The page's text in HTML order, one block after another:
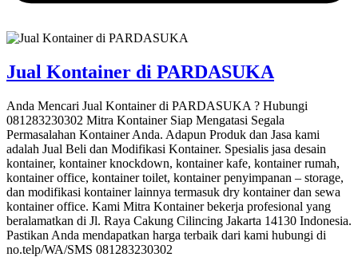
Jual Kontainer di PARDASUKA
Anda Mencari Jual Kontainer di PARDASUKA ? Hubungi
081283230302 Mitra Kontainer Siap Mengatasi Segala
Permasalahan Kontainer Anda. Adapun Produk dan Jasa kami
adalah Jual Beli dan Modifikasi Kontainer. Spesialis jasa desain
kontainer, kontainer knockdown, kontainer kafe, kontainer rumah,
kontainer office, kontainer toilet, kontainer penyimpanan – storage,
dan modifikasi kontainer lainnya termasuk dry kontainer dan sewa
kontainer office. Kami Mitra Kontainer bekerja profesional yang
beralamatkan di Jl. Raya Cakung Cilincing Jakarta 14130 Indonesia.
Pastikan Anda mendapatkan harga terbaik dari kami hubungi di
no.telp/WA/SMS 081283230302